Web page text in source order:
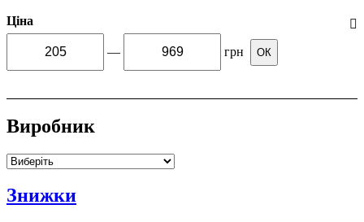
Ціна
— грн ОК
Виробник
Знижки